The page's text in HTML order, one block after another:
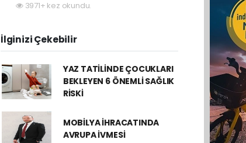
3971+ kez okundu.
İlginizi Çekebilir
YAZ TATİLİNDE ÇOCUKLARI
BEKLEYEN 6 ÖNEMLİ SAĞLIK
RİSKİ
MOBİLYA İHRACATINDA
AVRUPA İVMESİ